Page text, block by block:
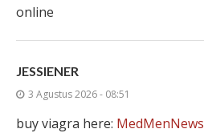
online
JESSIENER
3 Agustus 2026 - 08:51
buy viagra here: MedMenNews